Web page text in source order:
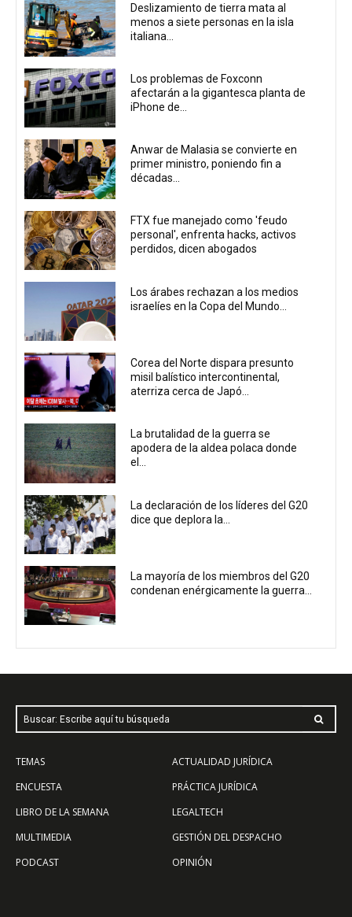
Deslizamiento de tierra mata al
menos a siete personas en la isla
italiana...
Los problemas de Foxconn
afectarán a la gigantesca planta de
iPhone de...
Anwar de Malasia se convierte en
primer ministro, poniendo fin a
décadas...
FTX fue manejado como 'feudo
personal', enfrenta hacks, activos
perdidos, dicen abogados
Los árabes rechazan a los medios
israelíes en la Copa del Mundo...
Corea del Norte dispara presunto
misil balístico intercontinental,
aterriza cerca de Japó...
La brutalidad de la guerra se
apodera de la aldea polaca donde
el...
La declaración de los líderes del G20
dice que deplora la...
La mayoría de los miembros del G20
condenan enérgicamente la guerra...
Buscar: Escribe aquí tu búsqueda
TEMAS
ENCUESTA
LIBRO DE LA SEMANA
MULTIMEDIA
PODCAST
ACTUALIDAD JURÍDICA
PRÁCTICA JURÍDICA
LEGALTECH
GESTIÓN DEL DESPACHO
OPINIÓN